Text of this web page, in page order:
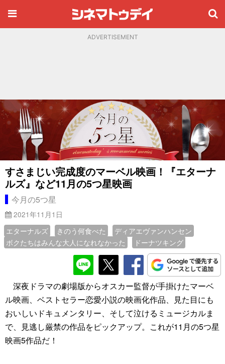
ADVERTISEMENT
すさまじい完成度のマーベル映画！『エターナ
ルズ』など11月の5つ星映画
今月の5つ星
2021年11月1日
エターナルズ
きのう何食べた
ディアエヴァンハンセン
ボクたちはみんな大人になれなかった
ドーナツキング
深夜ドラマの劇場版からオスカー監督が手掛けたマーベ
ル映画、ベストセラー恋愛小説の映画化作品、見た目にも
おいしいドキュメンタリー、そして泣けるミュージカルま
で、見逃し厳禁の作品をピックアップ。これが11月の5つ星
映画5作品だ！